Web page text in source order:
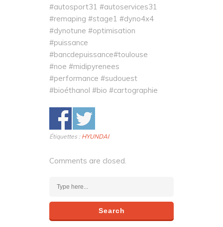
#autosport31 #autoservices31
#remaping #stage1 #dyno4x4
#dynotune #optimisation
#puissance
#bancdepuissance#toulouse
#noe #midipyrenees
#performance #sudouest
#bioéthanol #bio #cartographie
Étiquettes : HYUNDAI
Comments are closed.